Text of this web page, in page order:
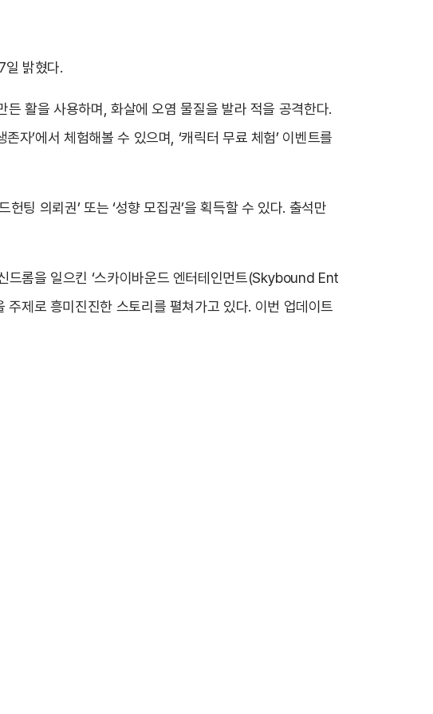
일 밝혔다.
든 활을 사용하며, 화살에 오염 물질을 발라 적을 공격한다.
자’에서 체험해볼 수 있으며, ‘캐릭터 무료 체험’ 이벤트를
팅 의뢰권’ 또는 ‘성향 모집권’을 획득할 수 있다. 출석만
드롬을 일으킨 ‘스카이바운드 엔터테인먼트(Skybound Ent
제로 흥미진진한 스토리를 펼쳐가고 있다. 이번 업데이트